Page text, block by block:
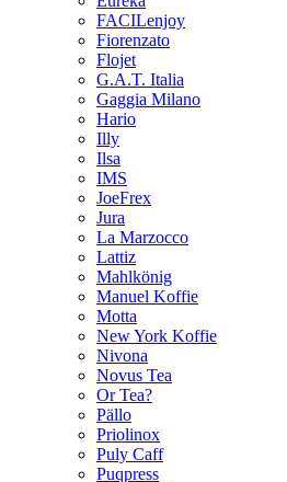
FACILenjoy
Fiorenzato
Flojet
G.A.T. Italia
Gaggia Milano
Hario
Illy
Ilsa
IMS
JoeFrex
Jura
La Marzocco
Lattiz
Mahlkönig
Manuel Koffie
Motta
New York Koffie
Nivona
Novus Tea
Or Tea?
Pällo
Priolinox
Puly Caff
Puqpress